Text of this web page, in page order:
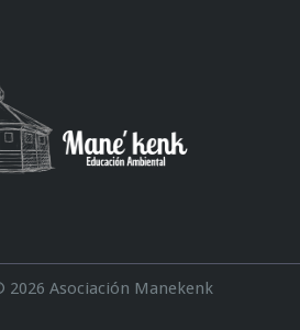
2026 Asociación Manekenk